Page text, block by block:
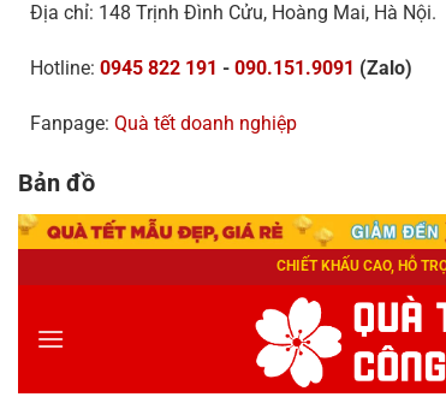
Địa chỉ: 148 Trịnh Đình Cửu, Hoàng Mai, Hà Nội.
Hotline: 0945 822 191 - 090.151.9091 (Zalo)
Fanpage: Quà tết doanh nghiệp
Bản đồ